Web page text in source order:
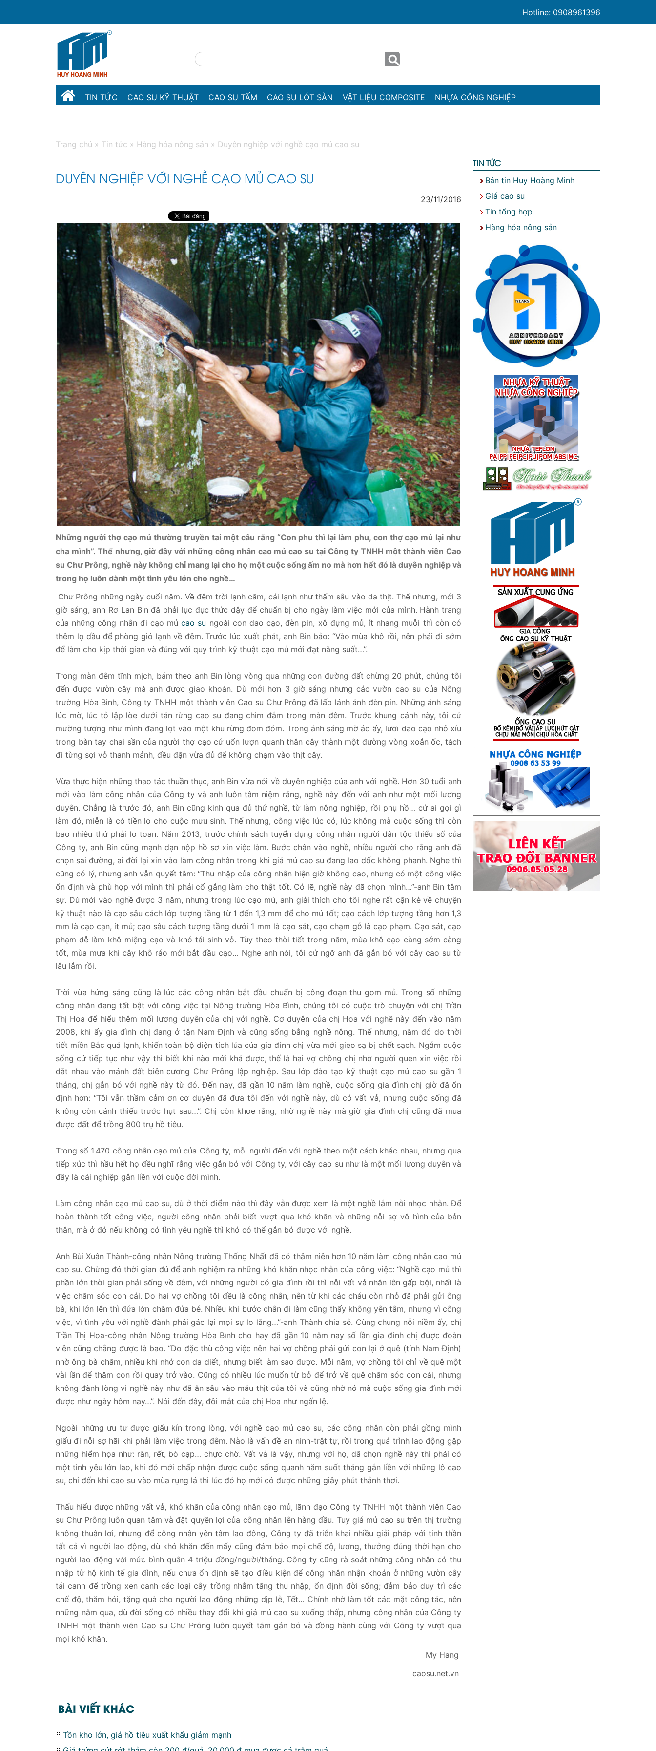
Hotline: 0908961396
TIN TỨC CAO SU KỸ THUẬT CAO SU TẤM CAO SU LÓT SÀN VẬT LIỆU COMPOSITE NHỰA CÔNG NGHIỆP
Trang chủ » Tin tức » Hàng hóa nông sản » Duyên nghiệp với nghề cạo mủ cao su
DUYÊN NGHIỆP VỚI NGHỀ CẠO MỦ CAO SU
23/11/2016
Những người thợ cạo mủ thường truyền tai một câu rằng “Con phu thì lại làm phu, con thợ cạo mủ lại như
cha mình”. Thế nhưng, giờ đây với những công nhân cạo mủ cao su tại Công ty TNHH một thành viên Cao
su Chư Prông, nghề này không chỉ mang lại cho họ một cuộc sống ấm no mà hơn hết đó là duyên nghiệp và
trong họ luôn dành một tình yêu lớn cho nghề…
Chư Prông những ngày cuối năm. Về đêm trời lạnh căm, cái lạnh như thấm sâu vào da thịt. Thế nhưng, mới 3
giờ sáng, anh Rơ Lan Bin đã phải lục đục thức dậy để chuẩn bị cho ngày làm việc mới của mình. Hành trang
của những công nhân đi cạo mủcao su ngoài con dao cạo, đèn pin, xô đựng mủ, ít nhang muỗi thì còn có
thêm lọ dầu để phòng gió lạnh về đêm. Trước lúc xuất phát, anh Bin bảo: “Vào mùa khô rồi, nên phải đi sớm
để làm cho kịp thời gian và đúng với quy trình kỹ thuật cạo mủ mới đạt năng suất…”.
Trong màn đêm tĩnh mịch, bám theo anh Bin lòng vòng qua những con đường đất chừng 20 phút, chúng tôi
đến được vườn cây mà anh được giao khoán. Dù mới hơn 3 giờ sáng nhưng các vườn cao su của Nông
trường Hòa Bình, Công ty TNHH một thành viên Cao su Chư Prông đã lấp lánh ánh đèn pin. Những ánh sáng
lúc mờ, lúc tỏ lập lòe dưới tán rừng cao su đang chìm đắm trong màn đêm. Trước khung cảnh này, tôi cứ
mường tượng như mình đang lọt vào một khu rừng đom đóm. Trong ánh sáng mờ ảo ấy, lưỡi dao cạo nhỏ xíu
trong bàn tay chai sần của người thợ cạo cứ uốn lượn quanh thân cây thành một đường vòng xoắn ốc, tách
đi từng sợi vỏ thanh mảnh, đều đặn vừa đủ để không chạm vào thịt cây.
Vừa thực hiện những thao tác thuần thục, anh Bin vừa nói về duyên nghiệp của anh với nghề. Hơn 30 tuổi anh
mới vào làm công nhân của Công ty và anh luôn tâm niệm rằng, nghề này đến với anh như một mối lương
duyên. Chẳng là trước đó, anh Bin cũng kinh qua đủ thứ nghề, từ làm nông nghiệp, rồi phụ hồ… cứ ai gọi gì
làm đó, miễn là có tiền lo cho cuộc mưu sinh. Thế nhưng, công việc lúc có, lúc không mà cuộc sống thì còn
bao nhiêu thứ phải lo toan. Năm 2013, trước chính sách tuyển dụng công nhân người dân tộc thiểu số của
Công ty, anh Bin cũng mạnh dạn nộp hồ sơ xin việc làm. Bước chân vào nghề, nhiều người cho rằng anh đã
chọn sai đường, ai đời lại xin vào làm công nhân trong khi giá mủ cao su đang lao dốc không phanh. Nghe thì
cũng có lý, nhưng anh vẫn quyết tâm: “Thu nhập của công nhân hiện giờ không cao, nhưng có một công việc
ổn định và phù hợp với mình thì phải cố gắng làm cho thật tốt. Có lẽ, nghề này đã chọn mình…”-anh Bin tâm
sự. Dù mới vào nghề được 3 năm, nhưng trong lúc cạo mủ, anh giải thích cho tôi nghe rất cặn kẻ về chuyện
kỹ thuật nào là cạo sâu cách lớp tượng tầng từ 1 đến 1,3 mm để cho mủ tốt; cạo cách lớp tượng tầng hơn 1,3
mm là cạo cạn, ít mủ; cạo sâu cách tượng tầng dưới 1 mm là cạo sát, cạo chạm gỗ là cạo phạm. Cạo sát, cạo
phạm dễ làm khô miệng cạo và khó tái sinh vỏ. Tùy theo thời tiết trong năm, mùa khô cạo càng sớm càng
tốt, mùa mưa khi cây khô ráo mới bắt đầu cạo… Nghe anh nói, tôi cứ ngỡ anh đã gắn bó với cây cao su từ
lâu lắm rồi.
Trời vừa hửng sáng cũng là lúc các công nhân bắt đầu chuẩn bị công đoạn thu gom mủ. Trong số những
công nhân đang tất bật với công việc tại Nông trường Hòa Bình, chúng tôi có cuộc trò chuyện với chị Trần
Thị Hoa để hiểu thêm mối lương duyên của chị với nghề. Cơ duyên của chị Hoa với nghề này đến vào năm
2008, khi ấy gia đình chị đang ở tận Nam Định và cũng sống bằng nghề nông. Thế nhưng, năm đó do thời
tiết miền Bắc quá lạnh, khiến toàn bộ diện tích lúa của gia đình chị vừa mới gieo sạ bị chết sạch. Ngẫm cuộc
sống cứ tiếp tục như vậy thì biết khi nào mới khá được, thế là hai vợ chồng chị nhờ người quen xin việc rồi
dắt nhau vào mảnh đất biên cương Chư Prông lập nghiệp. Sau lớp đào tạo kỹ thuật cạo mủ cao su gần 1
tháng, chị gắn bó với nghề này từ đó. Đến nay, đã gần 10 năm làm nghề, cuộc sống gia đình chị giờ đã ổn
định hơn: “Tôi vẫn thầm cảm ơn cơ duyên đã đưa tôi đến với nghề này, dù có vất vả, nhưng cuộc sống đã
không còn cảnh thiếu trước hụt sau…”. Chị còn khoe rằng, nhờ nghề này mà giờ gia đình chị cũng đã mua
được đất để trồng 800 trụ hồ tiêu.
Trong số 1.470 công nhân cạo mủ của Công ty, mỗi người đến với nghề theo một cách khác nhau, nhưng qua
tiếp xúc thì hầu hết họ đều nghĩ rằng việc gắn bó với Công ty, với cây cao su như là một mối lương duyên và
đây là cái nghiệp gắn liền với cuộc đời mình.
Làm công nhân cạo mủ cao su, dù ở thời điểm nào thì đây vẫn được xem là một nghề lắm nỗi nhọc nhằn. Để
hoàn thành tốt công việc, người công nhân phải biết vượt qua khó khăn và những nỗi sợ vô hình của bản
thân, mà ở đó nếu không có tình yêu nghề thì khó có thể gắn bó được với nghề.
Anh Bùi Xuân Thành-công nhân Nông trường Thống Nhất đã có thâm niên hơn 10 năm làm công nhân cạo mủ
cao su. Chừng đó thời gian đủ để anh nghiệm ra những khó khăn nhọc nhằn của công việc: “Nghề cạo mủ thì
phần lớn thời gian phải sống về đêm, với những người có gia đình rồi thì nỗi vất vả nhân lên gấp bội, nhất là
việc chăm sóc con cái. Do hai vợ chồng tôi đều là công nhân, nên từ khi các cháu còn nhỏ đã phải gửi ông
bà, khi lớn lên thì đứa lớn chăm đứa bé. Nhiều khi bước chân đi làm cũng thấy không yên tâm, nhưng vì công
việc, vì tình yêu với nghề đành phải gác lại mọi sự lo lắng…”-anh Thành chia sẻ. Cùng chung nỗi niềm ấy, chị
Trần Thị Hoa-công nhân Nông trường Hòa Bình cho hay đã gần 10 năm nay số lần gia đình chị được đoàn
viên cũng chẳng được là bao. “Do đặc thù công việc nên hai vợ chồng phải gửi con lại ở quê (tỉnh Nam Định)
nhờ ông bà chăm, nhiều khi nhớ con da diết, nhưng biết làm sao được. Mỗi năm, vợ chồng tôi chỉ về quê một
vài lần để thăm con rồi quay trở vào. Cũng có nhiều lúc muốn từ bỏ để trở về quê chăm sóc con cái, nhưng
không đành lòng vì nghề này như đã ăn sâu vào máu thịt của tôi và cũng nhờ nó mà cuộc sống gia đình mới
được như ngày hôm nay…”. Nói đến đây, đôi mắt của chị Hoa như ngấn lệ.
Ngoài những ưu tư được giấu kín trong lòng, với nghề cạo mủ cao su, các công nhân còn phải gồng mình
giấu đi nỗi sợ hãi khi phải làm việc trong đêm. Nào là vấn đề an ninh-trật tự, rồi trong quá trình lao động gặp
những hiểm họa như: rắn, rết, bò cạp… chực chờ. Vất vả là vậy, nhưng với họ, đã chọn nghề này thì phải có
một tình yêu lớn lao, khi đó mới chấp nhận được cuộc sống quanh năm suốt tháng gắn liền với những lô cao
su, chỉ đến khi cao su vào mùa rụng lá thì lúc đó họ mới có được những giây phút thảnh thơi.
Thấu hiểu được những vất vả, khó khăn của công nhân cạo mủ, lãnh đạo Công ty TNHH một thành viên Cao
su Chư Prông luôn quan tâm và đặt quyền lợi của công nhân lên hàng đầu. Tuy giá mủ cao su trên thị trường
không thuận lợi, nhưng để công nhân yên tâm lao động, Công ty đã triển khai nhiều giải pháp với tinh thần
tất cả vì người lao động, dù khó khăn đến mấy cũng đảm bảo mọi chế độ, lương, thưởng đúng thời hạn cho
người lao động với mức bình quân 4 triệu đồng/người/tháng. Công ty cũng rà soát những công nhân có thu
nhập từ hộ kinh tế gia đình, nếu chưa ổn định sẽ tạo điều kiện để công nhân nhận khoán ở những vườn cây
tái canh để trồng xen canh các loại cây trồng nhằm tăng thu nhập, ổn định đời sống; đảm bảo duy trì các
chế độ, thăm hỏi, tặng quà cho người lao động những dịp lễ, Tết… Chính nhờ làm tốt các mặt công tác, nên
những năm qua, dù đời sống có nhiều thay đổi khi giá mủ cao su xuống thấp, nhưng công nhân của Công ty
TNHH một thành viên Cao su Chư Prông luôn quyết tâm gắn bó và đồng hành cùng với Công ty vượt qua
mọi khó khăn.
My Hang
caosu.net.vn
BÀI VIẾT KHÁC
Tồn kho lớn, giá hồ tiêu xuất khẩu giảm mạnh
TIN TỨC
Bản tin Huy Hoàng Minh
Giá cao su
Tin tổng hợp
Hàng hóa nông sản